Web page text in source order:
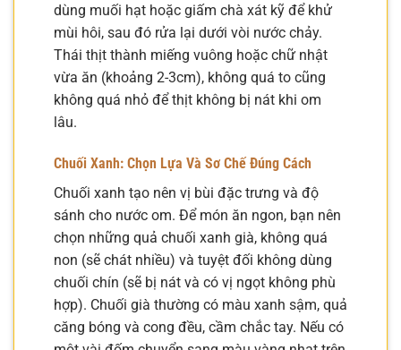
dùng muối hạt hoặc giấm chà xát kỹ để khử
mùi hôi, sau đó rửa lại dưới vòi nước chảy.
Thái thịt thành miếng vuông hoặc chữ nhật
vừa ăn (khoảng 2-3cm), không quá to cũng
không quá nhỏ để thịt không bị nát khi om
lâu.
Chuối Xanh: Chọn Lựa Và Sơ Chế Đúng Cách
Chuối xanh tạo nên vị bùi đặc trưng và độ
sánh cho nước om. Để món ăn ngon, bạn nên
chọn những quả chuối xanh già, không quá
non (sẽ chát nhiều) và tuyệt đối không dùng
chuối chín (sẽ bị nát và có vị ngọt không phù
hợp). Chuối già thường có màu xanh sậm, quả
căng bóng và cong đều, cầm chắc tay. Nếu có